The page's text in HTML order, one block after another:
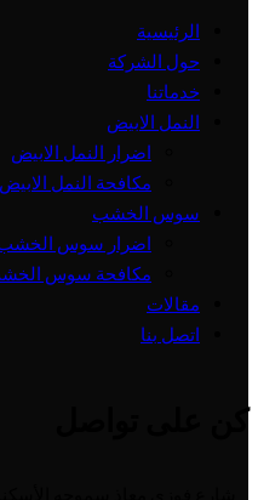
الرئيسية
حول الشركة
خدماتنا
النمل الابيض
اضرار النمل الابيض
مكافحة النمل الابيض
سوس الخشب
اضرار سوس الخشب
مكافحة سوس
مقالات
اتصل بنا
كن على تواصل